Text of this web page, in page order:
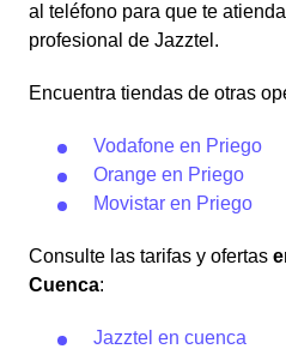
al teléfono para que te
profesional de Jazztel.
Encuentra tiendas de otras
Vodafone en Priego
Orange en Priego
Movistar en Priego
Consulte las tarifas y ofertas
Cuenca:
Jazztel en cuenca